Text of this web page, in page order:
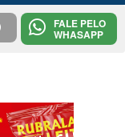
FALE PELO
WHASAPP